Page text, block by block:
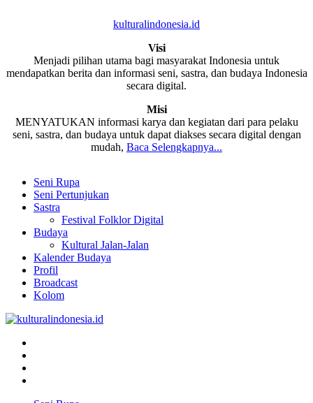
kulturalindonesia.id
Visi
Menjadi pilihan utama bagi masyarakat Indonesia untuk
mendapatkan berita dan informasi seni, sastra, dan budaya Indonesia
secara digital.
Misi
MENYATUKAN informasi karya dan kegiatan dari para pelaku
seni, sastra, dan budaya untuk dapat diakses secara digital dengan
mudah, Baca Selengkapnya...
Seni Rupa
Seni Pertunjukan
Sastra
Festival Folklor Digital
Budaya
Kultural Jalan-Jalan
Kalender Budaya
Profil
Broadcast
Kolom